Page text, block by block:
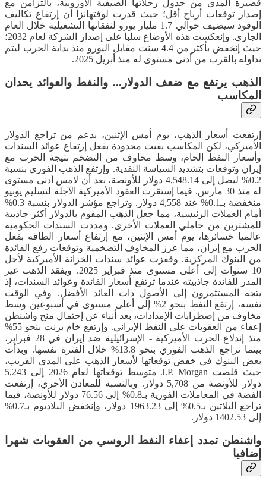
قصيرة المدى من جدول رحلاتها الصيفية الأوروبية، بالتزامن مع
إصدار توقعات أرباح أقل؛ حيث قدرت لوفتهانزا أن إرتفاع تكاليف
الوقود سيضيف حوالي 1.7 مليار يورو لنفقاتها التشغيلية خلال العام
الجاري. وإنعكست هذه الأوضاع سلبا على إصدار الشركة لعام 2032؛
حيث إنخفض بأكثر من 4.4 سنت مقابل اليورو منذ بداية الحرب ليتم
تداوله بالقرب من أدنى مستوى له منذ أبريل 2025.
الذهب يرتفع مع ضعف الدولار... والنفط والعوائد يحدان
المكاسب
إرتفعت أسعار الذهب، يوم أمس الإثنين، بدعم من تراجع الدولار
الأميركي، لكن المكاسب بقيت محدودة بفعل إرتفاع عوائد السندات
وأسعار النفط الخام، وسط مخاوف من التضخم نتيجة الحرب مع
إيران وتوقعات بتشديد السياسة النقدية. وإرتفع الذهب الفوري بنسبة
0.2% ليصل إلى 4,548.14 دولار للأونصة، بعد أن لامس أدنى مستوى
له منذ 30 مارس. فيما إستقرت العقود الأميركية الآجلة لتسليم يونيو
منخفضة بـ0.1% عند 4,558 دولار. وتراجع مؤشر الدولار بنسبة 0.3%
أمام العملات الرئيسية، مما جعل الذهب المقوم بالدولار أكثر جاذبية
للمشترين من حاملي العملات الأخرى. ومددت السندات الحكومية
عالميا خسائرها، يوم أمس الإثنين، مع إرتفاع أسعار الطاقة بفعل
الحرب مع إيران، مما عزز المخاوف التضخمية وتوقعات رفع الفائدة
من البنوك المركزية. وقفزت عوائد سندات الخزانة الأميركية لأجل
10 سنوات إلى أعلى مستوى منذ فبراير 2025. ويفقد الذهب غير
المدر للفائدة جاذبيته عندما ترتفع أسعار الفائدة وعوائد السندات، إذ
يتجه المستثمرون إلى الأصول ذات العائد الأفضل. وفي الوقت
نفسه، إرتفع النفط بنحو 2% إلى أعلى مستوى في أسبوعين وسط
مخاوف من إضطرابات الإمدادات، بعد أنباء عن إحتمال منح واشنطن
إعفاء من العقوبات على النفط الإيراني. وإرتفع خام برنت بنحو 55%
منذ إندلاع الحرب الأميركية - الإسرائيلية ضد إيران في 28 فبراير،
بينما تراجع الذهب الفوري بنحو 13.8% خلال الفترة نفسها. وبدأت
بعض البنوك في خفض توقعاتها لأسعار الذهب على المدى القريب،
حيث قلصت J.P. Morgan متوسط توقعاتها لعام 2026 إلى 5,243
دولار للأونصة من 5,708 دولار. وبالنسبة للمعادن الأخري، إرتفعت
الفضة في المعاملات الفورية بـ0.8% إلى 76.56 دولار للأونصة، فيما
تراجع البلاتين بـ0.5% إلى 1963.23 دولار، وإنخفض البلاديوم بـ0.7%
إلى 1402.53 دولار.
واشنطن تمدد إعفاء النفط الروسي من العقوبات شهرا
إضافيا